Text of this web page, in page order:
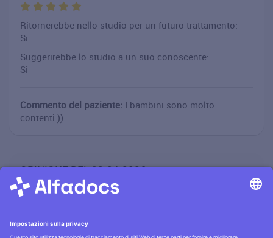
Ritornerebbe nello studio per un futuro trattamento:
Si
Suggerirebbe lo studio a un suo conoscente:
Si
Commento del paziente: I bambini sono molto
contenti:))
OPINIONE DEL 28.04.2026
Scritta da Celeste Donati (pseudonimo)